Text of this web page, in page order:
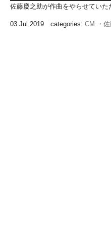
佐藤慶之助が作曲をやらせていた
03 Jul 2019 categories: CM ・ 佐